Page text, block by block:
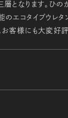
となります。ひの
エコタイプウレタ
客様にも大変好評